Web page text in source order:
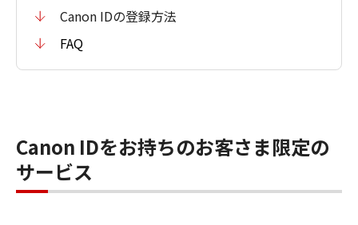
Canon IDの登録方法
FAQ
Canon IDをお持ちのお客さま限定の
サービス